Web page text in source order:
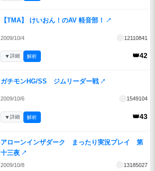
【TMA】 けいおん！のAV 軽音部！ ↗
2009/10/4 12110841
👑42
▼詳細 解析
ガチモンHG/SS ジムリーダー戦 ↗
2009/10/6 1549104
👑43
▼詳細 解析
アローンインザダーク まったり実況プレイ 第
十三夜 ↗
2009/10/8 13185027